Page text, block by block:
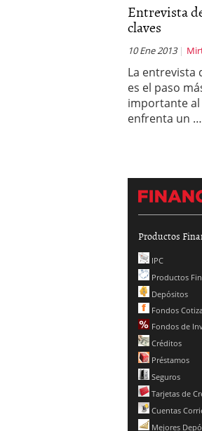
Entrevista
claves
10 Ene 2013
La entrevista
es el paso
importante al
enfrenta un …
Productos
IPC
Productos
Depósitos
Fondos
Fondos de
Créditos
Préstamos
Seguros
Tarjetas de
Cuentas
Mejores